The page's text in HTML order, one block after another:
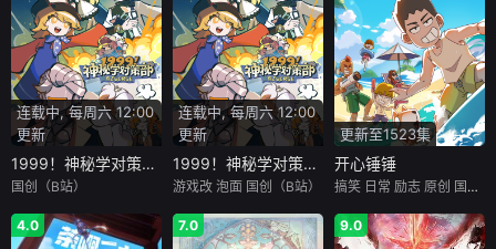
连载中, 每周六 12:00
更新
1999！神秘学对策部英配版
国创（B站）
连载中, 每周六 12:00
更新
1999！神秘学对策部中配版
游戏改 泡面 国创（B站）
更新至1523集
开心锤锤
搞笑 日常 励志 原创 国创（B站）
4.0 7.0 9.0